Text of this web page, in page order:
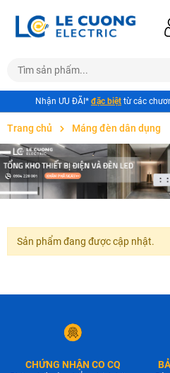
Nhận ƯU ĐÃI* đặc biệt từ các
Trang chủ Máng đèn dân dụng
Sản phẩm đang được cập nhật.
CHỨNG NHẬN CO CQ